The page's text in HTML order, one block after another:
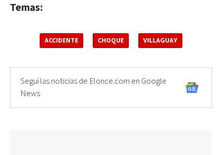
Temas:
ACCIDENTE CHOQUE VILLAGUAY
Seguí las noticias de Elonce.com en Google
News